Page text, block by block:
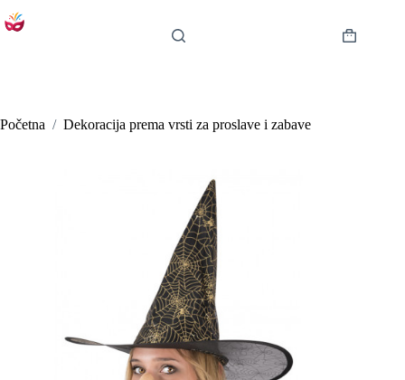
na
Košarica
Početna / Dekoracija prema vrsti za proslave i zabave